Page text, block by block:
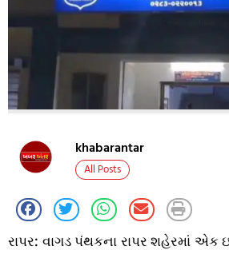
khabarantar
All Posts
રાપર: વાગડ પંથકના રાપર શહેરમાં એક